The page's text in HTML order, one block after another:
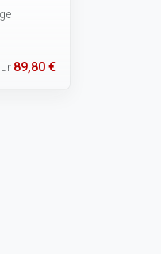
89,80 €